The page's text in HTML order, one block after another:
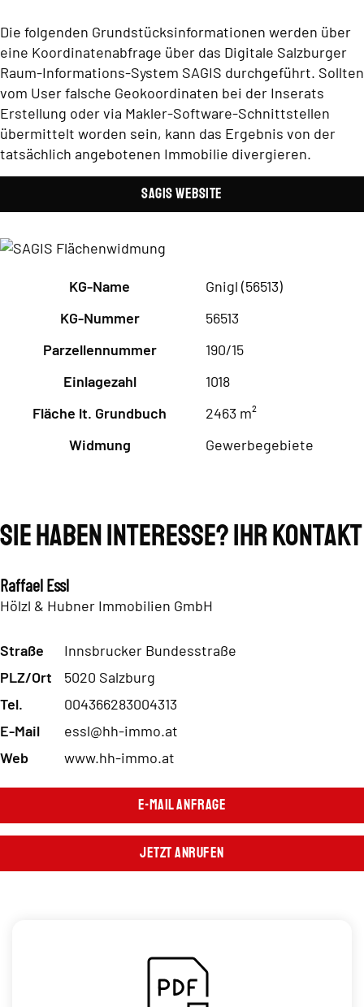
Die folgenden Grundstücksinformationen werden über
eine Koordinatenabfrage über das Digitale Salzburger
Raum-Informations-System SAGIS durchgeführt. Sollten
vom User falsche Geokoordinaten bei der Inserats
Erstellung oder via Makler-Software-Schnittstellen
übermittelt worden sein, kann das Ergebnis von der
tatsächlich angebotenen Immobilie divergieren.
SAGIS Website
KG-Name
Gnigl (56513)
KG-Nummer
56513
Parzellennummer
190/15
Einlagezahl
1018
Fläche lt. Grundbuch
2463 m²
Widmung
Gewerbegebiete
Sie haben Interesse? Ihr Kontakt
Raffael Essl
Hölzl & Hubner Immobilien GmbH
Straße
Innsbrucker Bundesstraße
PLZ/Ort
5020 Salzburg
Tel.
004366283004313
E-Mail
essl@hh-immo.at
Web
www.hh-immo.at
E-Mail Anfrage
Jetzt Anrufen